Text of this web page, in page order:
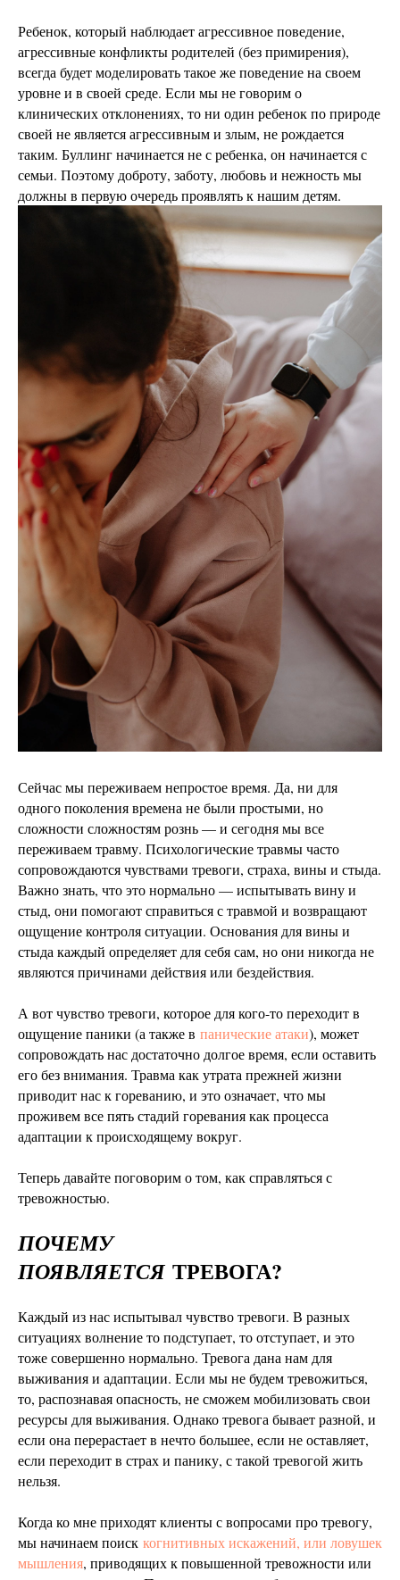
Ребенок, который наблюдает агрессивное поведение,
агрессивные конфликты родителей (без примирения),
всегда будет моделировать такое же поведение на своем
уровне и в своей среде. Если мы не говорим о
клинических отклонениях, то ни один ребенок по природе
своей не является агрессивным и злым, не рождается
таким. Буллинг начинается не с ребенка, он начинается с
семьи. Поэтому доброту, заботу, любовь и нежность мы
должны в первую очередь проявлять к нашим детям.
Сейчас мы переживаем непростое время. Да, ни для
одного поколения времена не были простыми, но
сложности сложностям рознь — и сегодня мы все
переживаем травму. Психологические травмы часто
сопровождаются чувствами тревоги, страха, вины и стыда.
Важно знать, что это нормально — испытывать вину и
стыд, они помогают справиться с травмой и возвращают
ощущение контроля ситуации. Основания для вины и
стыда каждый определяет для себя сам, но они никогда не
являются причинами действия или бездействия.
А вот чувство тревоги, которое для кого-то переходит в
ощущение паники (а также в панические атаки), может
сопровождать нас достаточно долгое время, если оставить
его без внимания. Травма как утрата прежней жизни
приводит нас к гореванию, и это означает, что мы
проживем все пять стадий горевания как процесса
адаптации к происходящему вокруг.
Теперь давайте поговорим о том, как справляться с
тревожностью.
ПОЧЕМУ
ПОЯВЛЯЕТСЯ ТРЕВОГА?
Каждый из нас испытывал чувство тревоги. В разных
ситуациях волнение то подступает, то отступает, и это
тоже совершенно нормально. Тревога дана нам для
выживания и адаптации. Если мы не будем тревожиться,
то, распознавая опасность, не сможем мобилизовать свои
ресурсы для выживания. Однако тревога бывает разной, и
если она перерастает в нечто большее, если не оставляет,
если переходит в страх и панику, с такой тревогой жить
нельзя.
Когда ко мне приходят клиенты с вопросами про тревогу,
мы начинаем поиск когнитивных искажений, или ловушек
мышления, приводящих к повышенной тревожности или